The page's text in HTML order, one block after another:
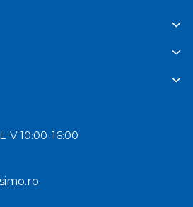
V 10:00-16:00